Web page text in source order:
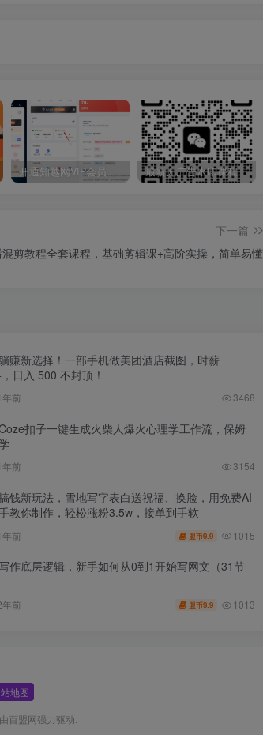
最新无广告水印课程资源 长期更新
下一篇
剪教程全套课程，基础剪辑课+高阶实操，简单易懂
赚新选择！一部手机做美团酒店截图，时薪
日入 500 不封顶！
年前 3468
扣子一键生成火柴人爆火心理学工作流，保姆
年前 3154
钱新玩法，雪地写字表白送祝福、换脸，用免费AI
教你制作，轻松涨粉3.5w，接单到手软
年前 盟币9.9 1015
作底层逻辑，新手如何从0到1开始写网文（31节
年前 盟币9.9 1013
地图
百盟网强力驱动.